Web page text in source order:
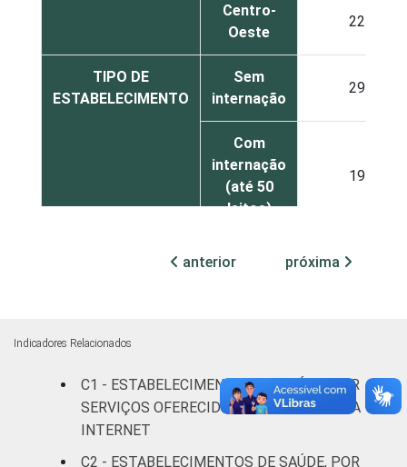
Centro-
Oeste
22
TIPO DE
ESTABELECIMENTO
Sem
internação
29
Com
internação
(até 50
leitos)
19
apoio à
diagnose e
13
anterior próxima
Indicadores Relacionados
C1 - ESTABELECIMENTOS DE SAÚDE, POR
SERVIÇOS OFERECIDOS AO PACIENTE VIA
INTERNET
C2 - ESTABELECIMENTOS DE SAÚDE, POR